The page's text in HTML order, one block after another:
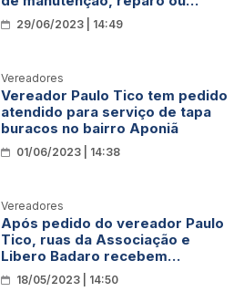
implantação de iluminação
pública na Vila da Penha
29/06/2023 | 14:49
Vereadores
Vereador Paulo Tico tem pedido
atendido para serviço de tapa
buracos no bairro Aponiã
01/06/2023 | 14:38
Vereadores
Após pedido do vereador Paulo
Tico, ruas da Associação e
Libero Badaro recebem
serviços de Iluminação pública
18/05/2023 | 14:50